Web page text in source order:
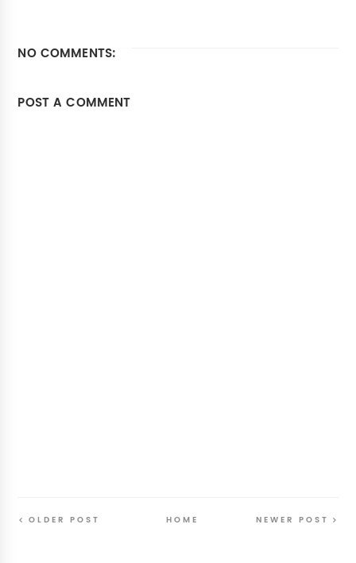
NO COMMENTS:
POST A COMMENT
NEWER POST
OLDER POST HOME